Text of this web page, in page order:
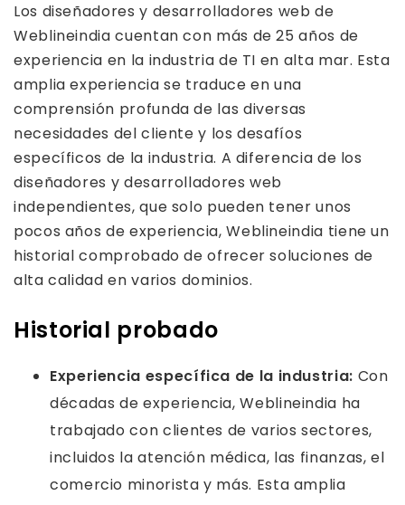
Los diseñadores y desarrolladores web de
Weblineindia cuentan con más de 25 años de
experiencia en la industria de TI en alta mar. Esta
amplia experiencia se traduce en una
comprensión profunda de las diversas
necesidades del cliente y los desafíos
específicos de la industria. A diferencia de los
diseñadores y desarrolladores web
independientes, que solo pueden tener unos
pocos años de experiencia, Weblineindia tiene un
historial comprobado de ofrecer soluciones de
alta calidad en varios dominios.
Historial probado
Experiencia específica de la industria: Con
décadas de experiencia, Weblineindia ha
trabajado con clientes de varios sectores,
incluidos la atención médica, las finanzas, el
comercio minorista y más. Esta amplia